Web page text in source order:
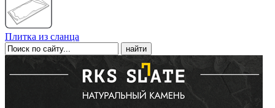
Плитка из сланца